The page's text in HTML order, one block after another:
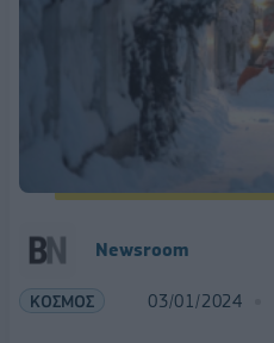
Newsroom
ΚΟΣΜΟΣ 03/01/2024